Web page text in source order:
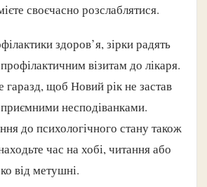
своєчасно розслаблятися.
здоров’я, зірки радять
візитам до лікаря.
гаразд, щоб Новий рік не застав
несподіванками.
до психологічного стану також
час на хобі, читання або
від метушні.